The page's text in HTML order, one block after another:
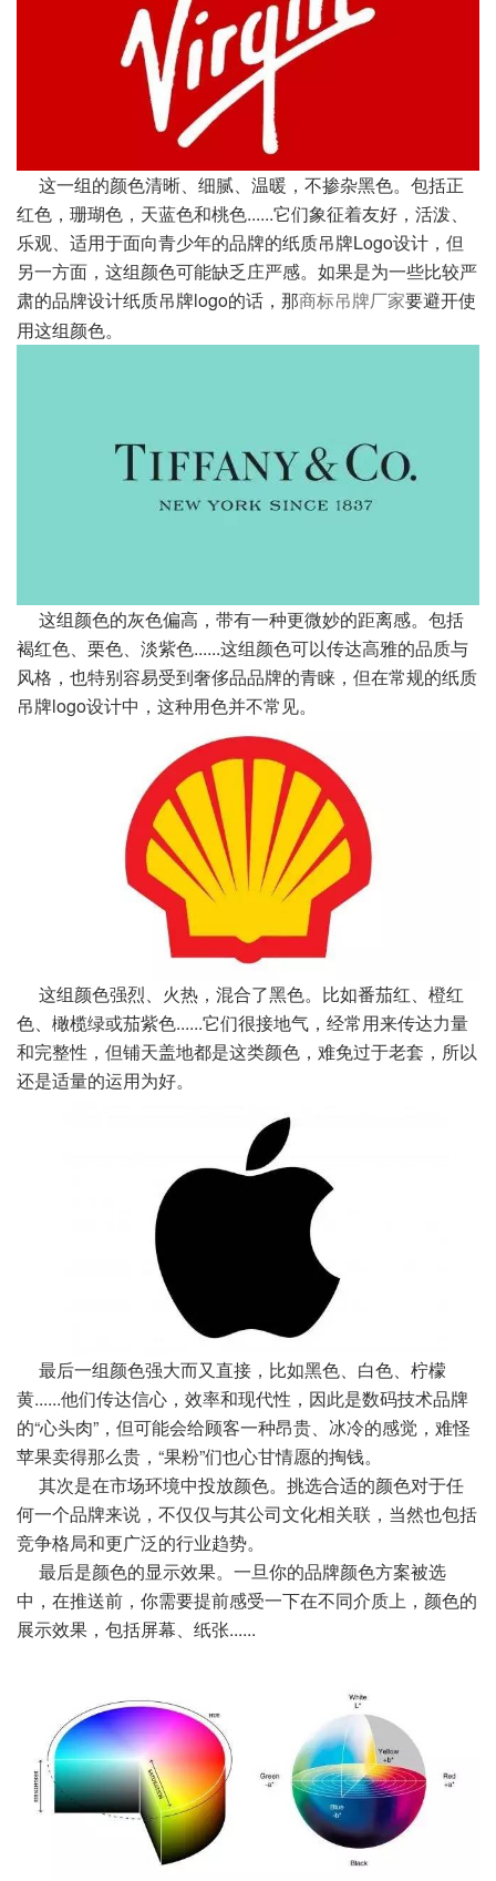
这一组的颜色清晰、细腻、温暖，不掺杂黑色。包括正
红色，珊瑚色，天蓝色和桃色......它们象征着友好， 活泼、
乐观、适用于面向青少年的品牌的纸质吊牌Logo设计，但
另一方面，这组颜色可能缺乏庄严感。如果是为一些比较严
肃的品牌设计纸质吊牌logo的话，那商标吊牌厂家要避开使
用这组颜色。
这组颜色的灰色偏高，带有一种更微妙的距离感。包括
褐红色、栗色、淡紫色......这组颜色可以传达高雅的品质与
风格，也特别容易受到奢侈品品牌的青睐，但在常规的纸质
吊牌logo设计中，这种用色并不常见。
这组颜色强烈、火热，混合了黑色。比如番茄红、橙红
色、橄榄绿或茄紫色......它们很接地气，经常用来传达力量
和完整性，但铺天盖地都是这类颜色，难免过于老套，所以
还是适量的运用为好。
最后一组颜色强大而又直接，比如黑色、白色、柠檬
黄......他们传达信心，效率和现代性，因此是数码技术品牌
的“心头肉”，但可能会给顾客一种昂贵、冰冷的感觉，难怪
苹果卖得那么贵，“果粉”们也心甘情愿的掏钱。
其次是在市场环境中投放颜色。挑选合适的颜色对于任
何一个品牌来说，不仅仅与其公司文化相关联，当然也包括
竞争格局和更广泛的行业趋势。
最后是颜色的显示效果。一旦你的品牌颜色方案被选
中，在推送前，你需要提前感受一下在不同介质上，颜色的
展示效果，包括屏幕、纸张......